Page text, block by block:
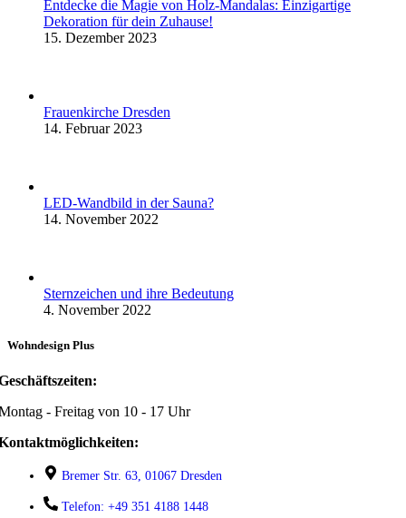
Entdecke die Magie von Holz-Mandalas: Einzigartige
Dekoration für dein Zuhause!
15. Dezember 2023
Frauenkirche Dresden
14. Februar 2023
LED-Wandbild in der Sauna?
14. November 2022
Sternzeichen und ihre Bedeutung
4. November 2022
Wohndesign Plus
- Freitag von 10 - 17 Uhr
Bremer Str. 63, 01067 Dresden
Telefon: +49 351 4188 1448